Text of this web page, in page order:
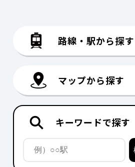
路線・駅から探す
マップから探す
キーワードで探す